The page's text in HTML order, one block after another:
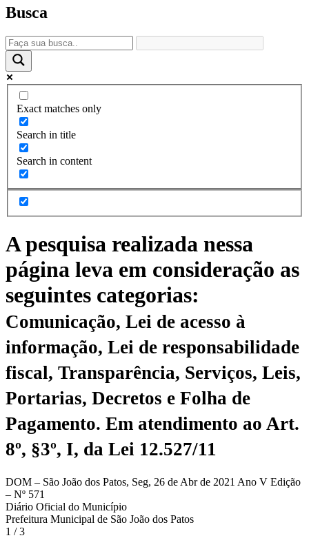
Busca
Exact matches only
Search in title
Search in content
A pesquisa realizada nessa
página leva em consideração as
seguintes categorias:
Comunicação, Lei de acesso à
informação, Lei de responsabilidade
fiscal, Transparência, Serviços, Leis,
Portarias, Decretos e Folha de
Pagamento. Em atendimento ao Art.
8º, §3º, I, da Lei 12.527/11
DOM – São João dos Patos, Seg, 26 de Abr de 2021 Ano V Edição
– Nº 571
Diário Oficial do Município
Prefeitura Municipal de São João dos Patos
1 / 3